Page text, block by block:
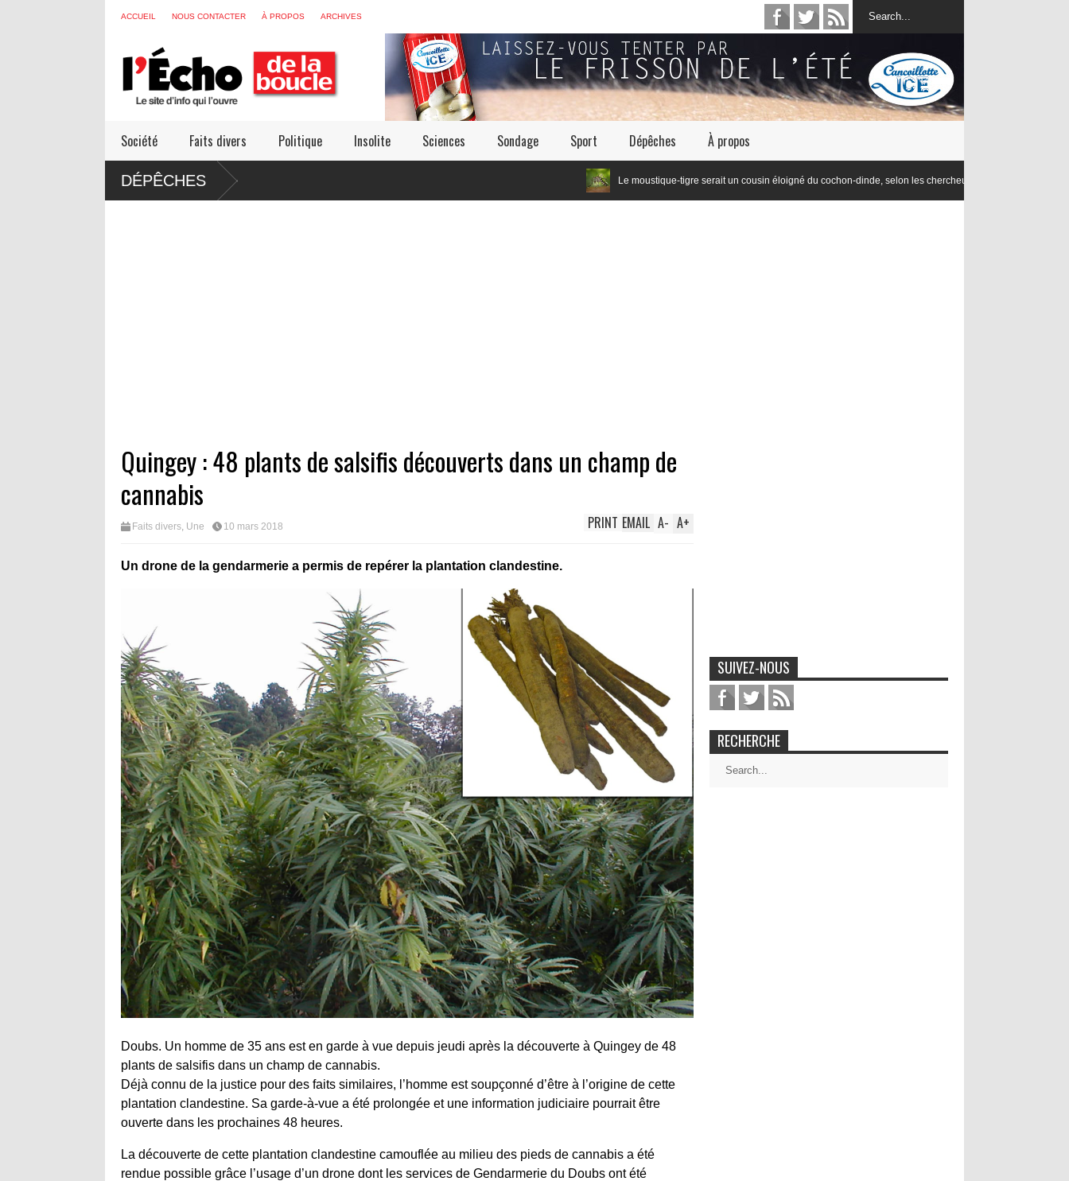
ACCUEIL NOUS CONTACTER À PROPOS ARCHIVES
Société Faits divers Politique Insolite Sciences Sondage Sport Dépêches À propos
DÉPÊCHES Le moustique-tigre serait un cousin éloigné du cochon-dinde, selon les chercheurs en lexicologie de l’Université de
Quingey : 48 plants de salsifis découverts dans un champ de
cannabis
Faits divers, Une 10 mars 2018 A+
A-
EMAIL
PRINT
Un drone de la gendarmerie a permis de repérer la plantation clandestine.
Doubs. Un homme de 35 ans est en garde à vue depuis jeudi après la découverte à Quingey de 48
plants de salsifis dans un champ de cannabis.
Déjà connu de la justice pour des faits similaires, l’homme est soupçonné d’être à l’origine de cette
plantation clandestine. Sa garde-à-vue a été prolongée et une information judiciaire pourrait être
ouverte dans les prochaines 48 heures.
La découverte de cette plantation clandestine camouflée au milieu des pieds de cannabis a été
rendue possible grâce l’usage d’un drone dont les services de Gendarmerie du Doubs ont été
SUIVEZ-NOUS
RECHERCHE